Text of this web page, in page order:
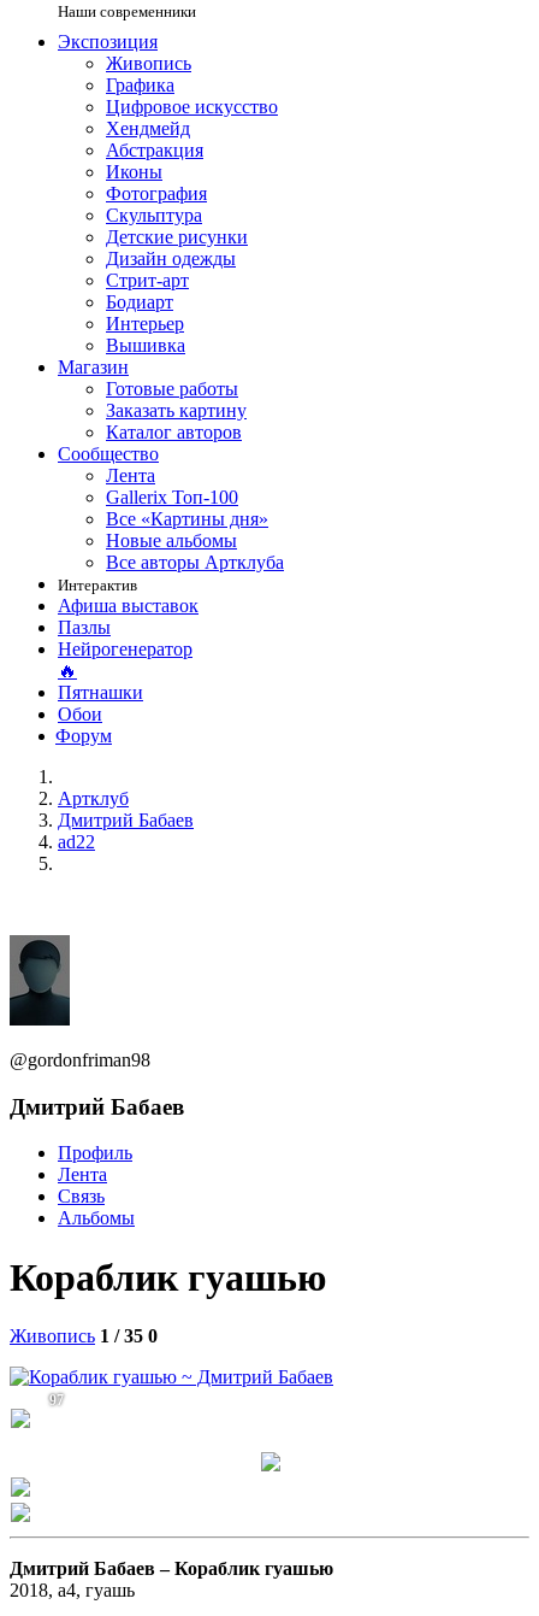
Наши современники
Экспозиция
Живопись
Графика
Цифровое искусство
Хендмейд
Абстракция
Иконы
Фотография
Скульптура
Детские рисунки
Дизайн одежды
Стрит-арт
Бодиарт
Интерьер
Вышивка
Магазин
Готовые работы
Заказать картину
Каталог авторов
Сообщество
Лента
Gallerix Топ-100
Все «Картины дня»
Новые альбомы
Все авторы Артклуба
Интерактив
Афиша выставок
Пазлы
Нейрогенератор
🔥
Пятнашки
Обои
Форум
Артклуб
Дмитрий Бабаев
ad22
@gordonfriman98
Дмитрий Бабаев
Профиль
Лента
Связь
Альбомы
Кораблик гуашью
Живопись 1 / 35 0
97
Дмитрий Бабаев –Кораблик гуашью
2018, а4, гуашь